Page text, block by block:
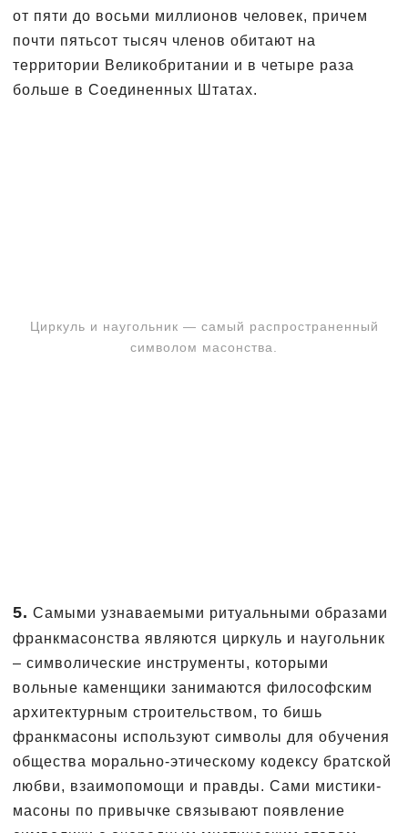
от пяти до восьми миллионов человек, причем
почти пятьсот тысяч членов обитают на
территории Великобритании и в четыре раза
больше в Соединенных Штатах.
Циркуль и наугольник — самый распространенный
символом масонства.
5. Самыми узнаваемыми ритуальными образами
франкмасонства являются циркуль и наугольник
– символические инструменты, которыми
вольные каменщики занимаются философским
архитектурным строительством, то бишь
франкмасоны используют символы для обучения
общества морально-этическому кодексу братской
любви, взаимопомощи и правды. Сами мистики-
масоны по привычке связывают появление